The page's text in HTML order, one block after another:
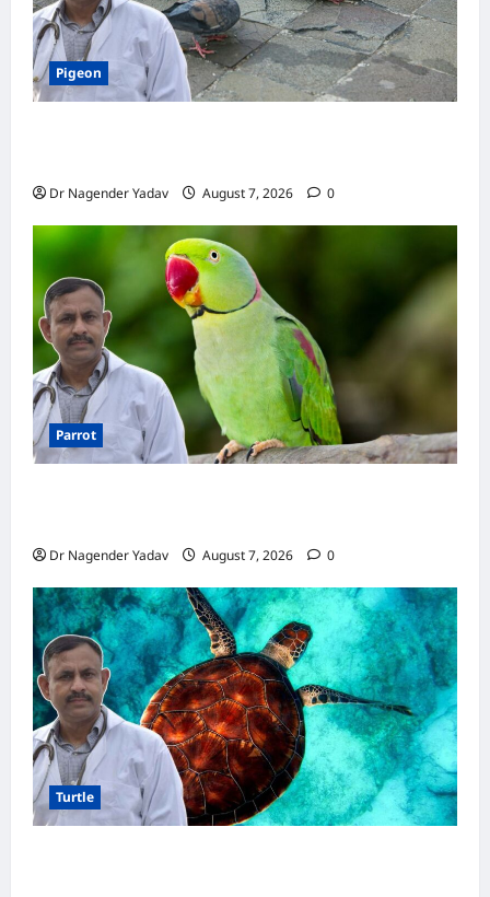
Pigeon
Dr Nagender Yadav August 7, 2026 0
Parrot
Dr Nagender Yadav August 7, 2026 0
Turtle